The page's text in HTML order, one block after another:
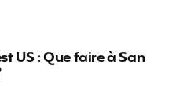
US : Que faire à San